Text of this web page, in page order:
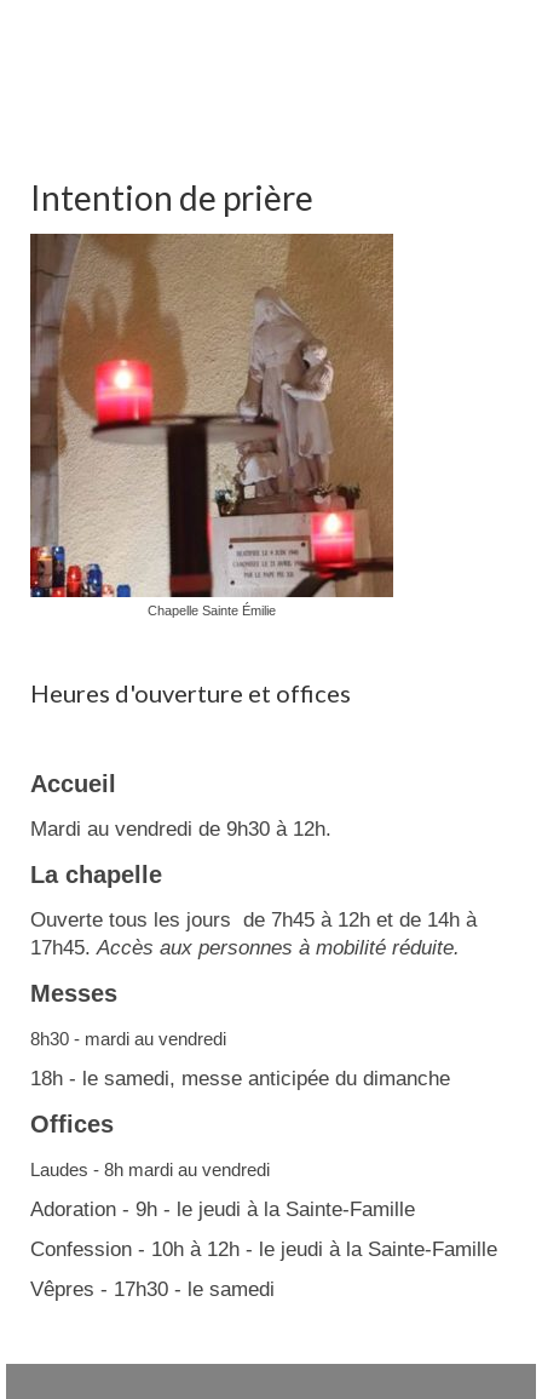
Intention de prière
Chapelle Sainte Émilie
Heures d'ouverture et offices
Accueil
Mardi au vendredi de 9h30 à 12h.
La chapelle
Ouverte tous les jours de 7h45 à 12h et de 14h à
17h45. Accès aux personnes à mobilité réduite.
Messes
8h30 - mardi au vendredi
18h - le samedi, messe anticipée du dimanche
Offices
Laudes - 8h mardi au vendredi
Adoration - 9h - le jeudi à la Sainte-Famille
Confession - 10h à 12h - le jeudi à la Sainte-Famille
Vêpres - 17h30 - le samedi